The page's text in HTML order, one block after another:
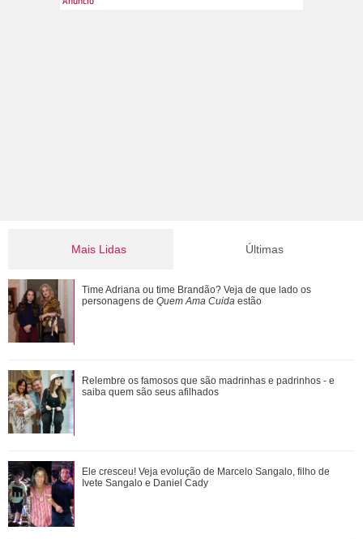
Mais Lidas
Cristiano Ronaldo deixa comentário exaltando a noiva em
vídeo de Márcia Goldschmidt; enten...
De Wicked a Petal... Entenda a polêmica que motivou pausa
na carreira de Ariana Grande
Agrado e Eduarda são prejudicadas pela proximidade com
João Raul. Saiba o que vai acontece...
Últimas
Time Adriana ou time Brandão? Veja de que lado os
personagens de Quem Ama Cuida estão
Relembre os famosos que são madrinhas e padrinhos - e
saiba quem são seus afilhados
Ele cresceu! Veja evolução de Marcelo Sangalo, filho de
Ivete Sangalo e Daniel Cady